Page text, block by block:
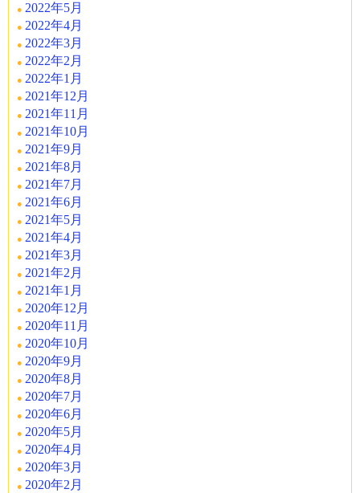
2022年5月
2022年4月
2022年3月
2022年2月
2022年1月
2021年12月
2021年11月
2021年10月
2021年9月
2021年8月
2021年7月
2021年6月
2021年5月
2021年4月
2021年3月
2021年2月
2021年1月
2020年12月
2020年11月
2020年10月
2020年9月
2020年8月
2020年7月
2020年6月
2020年5月
2020年4月
2020年3月
2020年2月